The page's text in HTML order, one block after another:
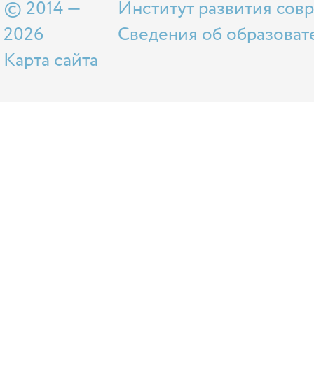
© 2014 —
2026
Карта сайта
Институт развития
Сведения об